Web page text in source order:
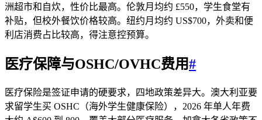
洲超市和自炊，性价比最高。伦敦月均约 £550，学生食堂有
补贴，但校外餐饮价格较高。纽约月均约 US$700，外卖和便
利店消费占比较高，得注意控预算。
医疗保障与OSHC/OVHC费用#
医疗保险是签证申请的硬要求，四地政策差异大。澳大利亚要
求留学生买 OSHC（海外学生健康保险），2026 年单人年费